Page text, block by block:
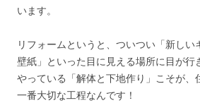
います。
リフォームというと、ついつい「新しい
壁紙」といった目に見える場所に目が行
やっている「解体と下地作り」こそが、
一番大切な工程なんです！